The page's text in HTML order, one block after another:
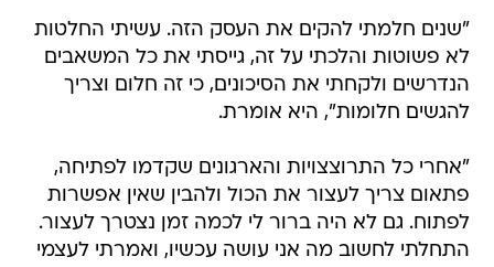
"שנים חלמתי להקים את העסק הזה. עשיתי החלטות
לא פשוטות והלכתי על זה, גייסתי את כל המשאבים
הנדרשים ולקחתי את הסיכונים, כי זה חלום וצריך
להגשים חלומות", היא אומרת.
"אחרי כל התרוצצויות והארגונים שקדמו לפתיחה,
פתאום צריך לעצור את הכול ולהבין שאין אפשרות
לפתוח. גם לא היה ברור לי לכמה זמן נצטרך לעצור.
התחלתי לחשוב מה אני עושה עכשיו, ואמרתי לעצמי